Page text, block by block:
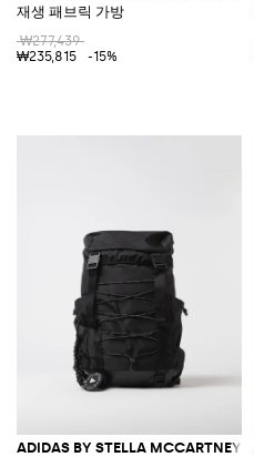
재생 패브릭 가방
₩277,439
₩235,815
-15%
ADIDAS BY STELLA MCCARTNEY